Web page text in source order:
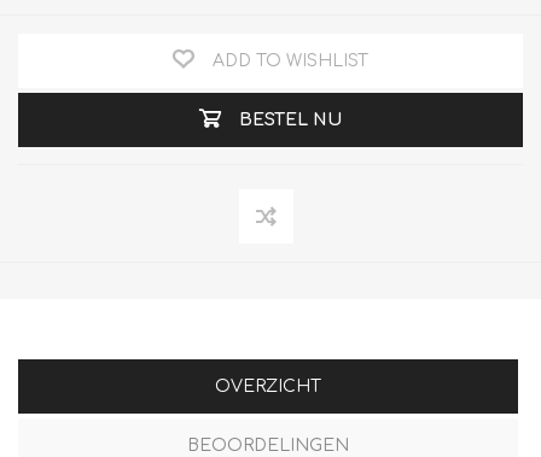
ADD TO WISHLIST
BESTEL NU
OVERZICHT
BEOORDELINGEN